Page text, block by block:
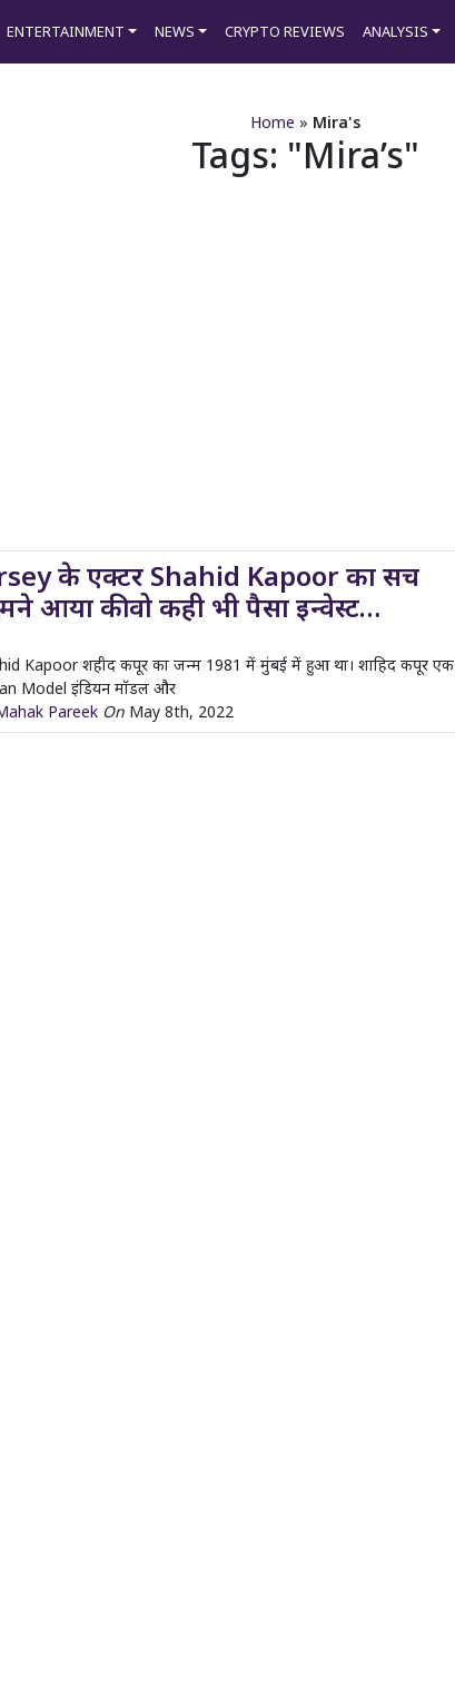
ENTERTAINMENT NEWS CRYPTO REVIEWS ANALYSIS
Home » Mira's
Tags: Mira’s
के एक्टर Shahid Kapoor का सच
आया की वो कही भी पैसा इन्वेस्ट…
Kapoor शहीद कपूर का जन्म 1981 में मुंबई में हुआ था। शाहिद कपूर एक
Model इंडियन मॉडल और
Pareek On May 8th, 2022